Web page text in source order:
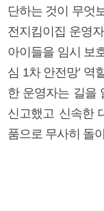
단하는 것이 무엇
전지킴이집 운영
아이들을 임시 보
심 1차 안전망’ 역
한 운영자는 길을
신고했고 신속한
품으로 무사히 돌